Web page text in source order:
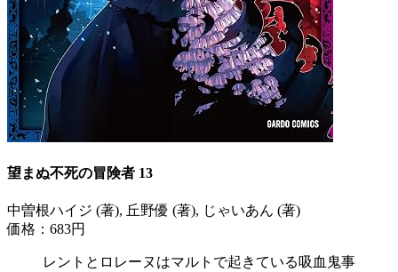
望まぬ不死の冒険者 13
中曽根ハイジ (著), 丘野優 (著), じゃいあん (著)
価格：683円
レントとロレーヌはマルトで起きている吸血鬼事